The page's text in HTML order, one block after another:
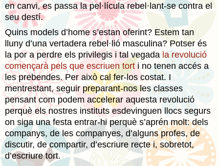
en canvi, es passa la pel·lícula rebel·lant-se contra el
seu destí.
Quins models d’home s’estan oferint? Estem tan
lluny d’una vertadera rebel·lió masculina? Potser és
la por a perdre els privilegis i tal vegada la revolució
començarà pels que escriuen torti no tenen accés a
les prebendes. Per això cal fer-los costat. I
mentrestant, seguir preparant-nos les classes
pensant com podem accelerar aquesta revolució
perquè els nostres instituts esdevinguen llocs segurs
on siga una festa entrar-hi perquè s’aprén molt: dels
companys, de les companyes, d’alguns profes, de
discutir, de compartir, d’escriure recte i, sobretot,
d’escriure tort.